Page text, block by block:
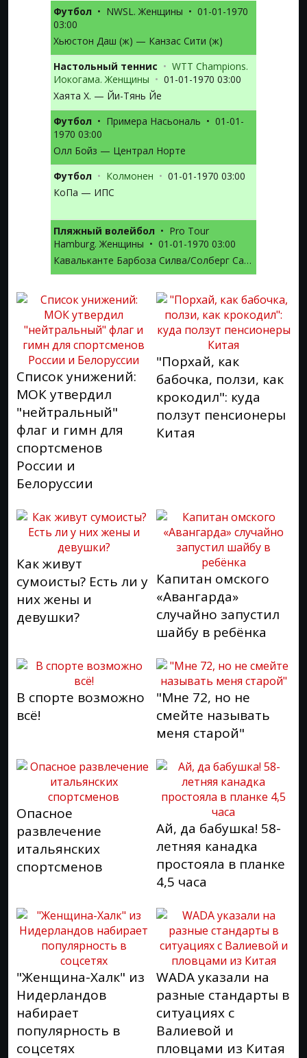
Футбол • NWSL. Женщины • 01-01-1970
03:00
Хьюстон Даш (ж) — Канзас Сити (ж)
Настольный теннис • WTT Champions.
Иокогама. Женщины • 01-01-1970 03:00
Хаята Х. — Йи-Тянь Йе
Футбол • Примера Насьональ • 01-01-
1970 03:00
Олл Бойз — Централ Норте
Футбол • Колмонен • 01-01-1970 03:00
КоПа — ИПС
Пляжный волейбол • Pro Tour
Hamburg. Женщины • 01-01-1970 03:00
Кавальканте Барбоза Силва/Солберг Салгаду — Мадер Дж./Кернер Л.
Список унижений:
МОК утвердил
"нейтральный"
флаг и гимн для
спортсменов
России и
Белоруссии
"Порхай, как
бабочка, ползи, как
крокодил": куда
ползут пенсионеры
Китая
Как живут
сумоисты? Есть ли у
них жены и
девушки?
Капитан омского
«Авангарда»
случайно запустил
шайбу в ребёнка
В спорте возможно
всё!
"Мне 72, но не
смейте называть
меня старой"
Опасное
развлечение
итальянских
спортсменов
Ай, да бабушка! 58-
летняя канадка
простояла в планке
4,5 часа
"Женщина-Халк" из
Нидерландов
набирает
популярность в
соцсетях
WADA указали на
разные стандарты в
ситуациях с
Валиевой и
пловцами из Китая